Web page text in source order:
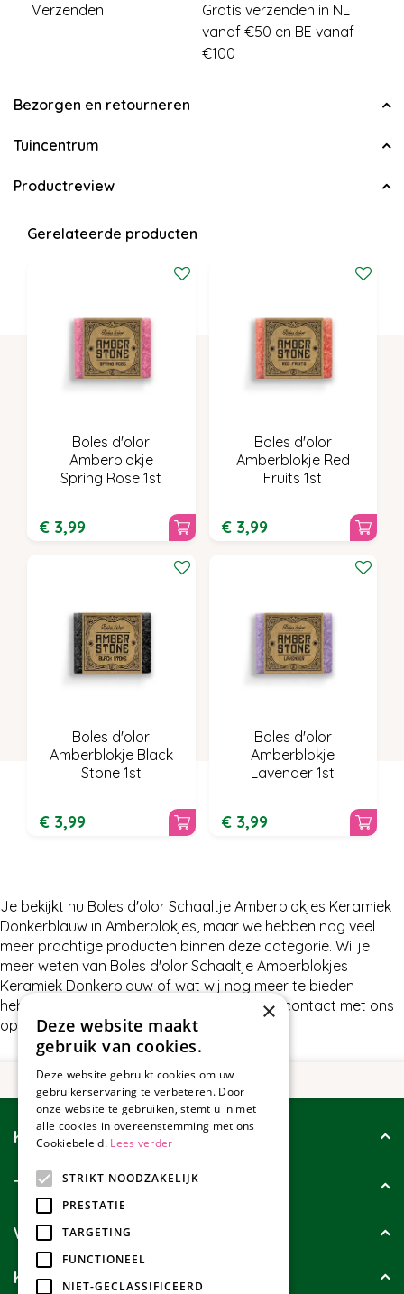
Verzenden
Gratis verzenden in NL
vanaf €50 en BE vanaf
€100
Bezorgen en retourneren
Tuincentrum
Productreview
Gerelateerde producten
Boles d'olor
Amberblokje
Spring Rose 1st
€ 3,99
Boles d'olor
Amberblokje Red
Fruits 1st
€ 3,99
Boles d'olor
Amberblokje Black
Stone 1st
€ 3,99
Boles d'olor
Amberblokje
Lavender 1st
€ 3,99
Je bekijkt nu Boles d'olor Schaaltje Amberblokjes Keramiek
Donkerblauw in Amberblokjes, maar we hebben nog veel
meer prachtige producten binnen deze categorie. Wil je
meer weten van Boles d'olor Schaaltje Amberblokjes
Keramiek Donkerblauw of wat wij nog meer te bieden
hebben in Amberblokjes, neem dan gerust contact met ons
op.
Klantenservice
Tuincollectie
Wie zijn wij?
Klanten geven ons
×
Deze website maakt
gebruik van cookies.
Deze website gebruikt cookies om uw
gebruikerservaring te verbeteren. Door
onze website te gebruiken, stemt u in met
alle cookies in overeenstemming met ons
Cookiebeleid. Lees verder
STRIKT NOODZAKELIJK
PRESTATIE
TARGETING
FUNCTIONEEL
NIET-GECLASSIFICEERD